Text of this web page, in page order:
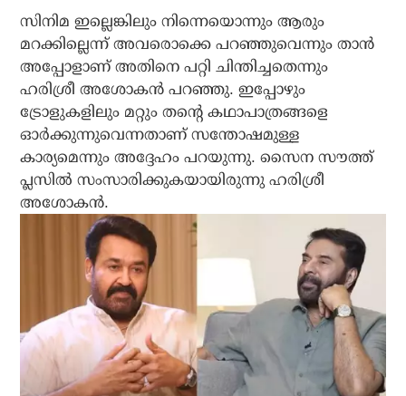
സിനിമ ഇല്ലെങ്കിലും നിന്നെയൊന്നും ആരും
മറക്കില്ലെന്ന് അവരൊക്കെ പറഞ്ഞുവെന്നും താന്‍
അപ്പോളാണ് അതിനെ പറ്റി ചിന്തിച്ചതെന്നും
ഹരിശ്രീ അശോകന്‍ പറഞ്ഞു. ഇപ്പോഴും
ട്രോളുകളിലും മറ്റും തന്റെ കഥാപാത്രങ്ങളെ
ഓര്‍ക്കുന്നുവെന്നതാണ് സന്തോഷമുള്ള
കാര്യമെന്നും അദ്ദേഹം പറയുന്നു. സൈന സൗത്ത്
പ്ലസില്‍ സംസാരിക്കുകയായിരുന്നു ഹരിശ്രീ
അശോകന്‍.